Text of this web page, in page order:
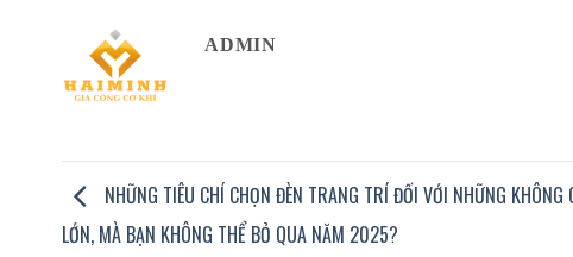
ADMIN
NHỮNG TIÊU CHÍ CHỌN ĐÈN TRANG TRÍ ĐỐI VỚI NHỮNG KHÔNG
LỚN, MÀ BẠN KHÔNG THỂ BỎ QUA NĂM 2025?